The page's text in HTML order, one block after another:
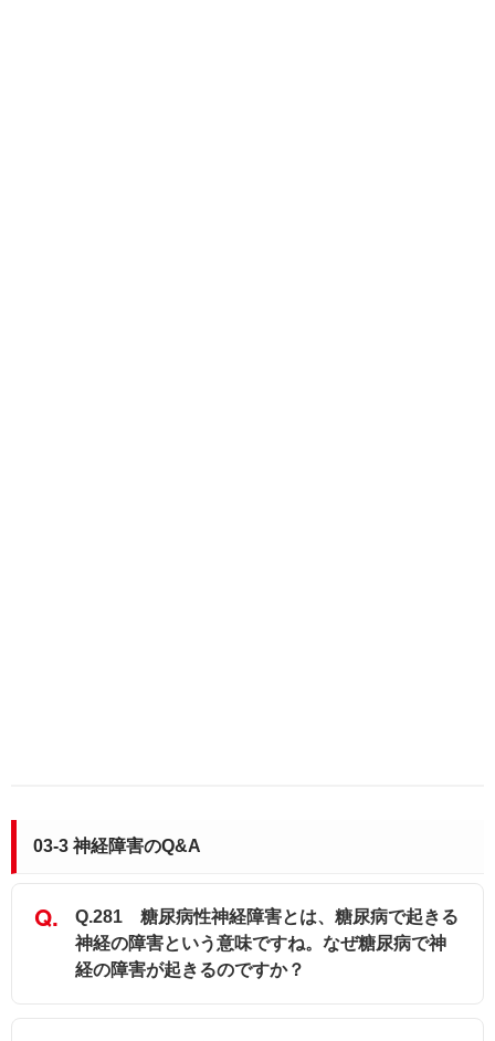
03-3 神経障害のQ&A
Q.281 糖尿病性神経障害とは、糖尿病で起きる
神経の障害という意味ですね。なぜ糖尿病で神
経の障害が起きるのですか？